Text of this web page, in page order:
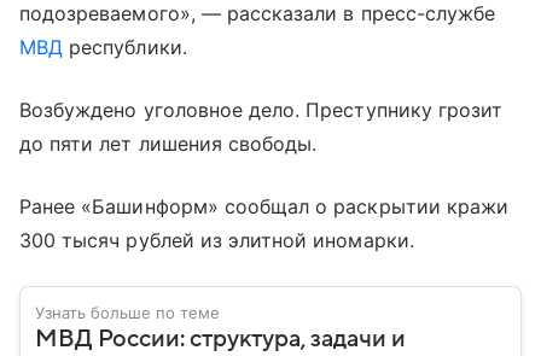
подозреваемого», — рассказали в пресс-службе
МВД республики.
Возбуждено уголовное дело. Преступнику грозит
до пяти лет лишения свободы.
Ранее «Башинформ» сообщал о раскрытии кражи
300 тысяч рублей из элитной иномарки.
Узнать больше по теме
МВД России: структура, задачи и